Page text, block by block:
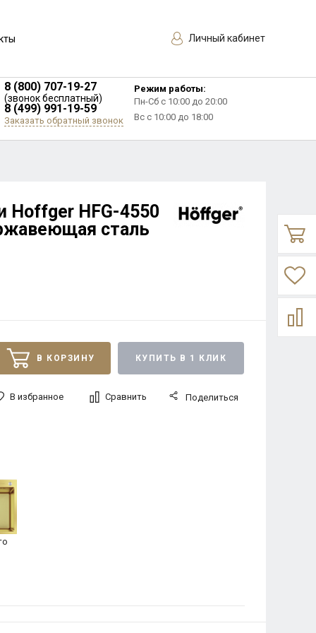
Личный кабинет
8 (800) 707-19-27
(звонок бесплатный)
8 (499) 991-19-59
Заказать обратный звонок
Режим работы:
Пн-Сб с 10:00 до 20:00
Вс с 10:00 до 18:00
Hoffger HFG-4550
сталь
В КОРЗИНУ КУПИТЬ В 1 КЛИК
В избранное Сравнить Поделиться